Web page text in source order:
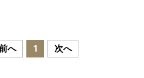
へ 1 次へ